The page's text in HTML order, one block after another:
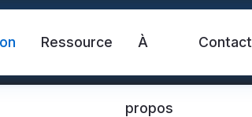
Ressource À
propos
Contact